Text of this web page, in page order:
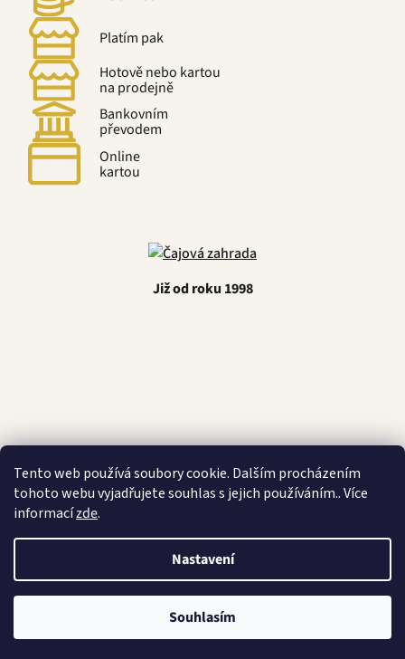
Tento web používá soubory cookie. Dalším procházením
tohoto webu vyjadřujete souhlas s jejich používáním.. Více
informacízde.
Nastavení
Souhlasím
Platím pak
Hotově nebo kartou
na prodejně
Bankovním
převodem
Online
kartou
Již od roku 1998
Latino Café
Vytvořil Shoptet
Čajová zahrada. Všechna práva vyhrazena.